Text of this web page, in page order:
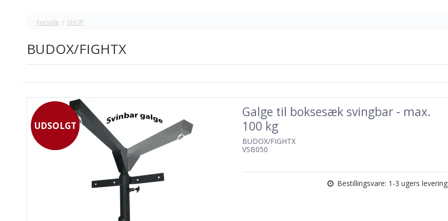
Forside / SHOP
BUDOX/FIGHTX
UDSOLGT
Galge til boksesæk svingbar - max.
100 kg
BUDOX/FIGHTX
VSB050
Bestillingsvare: 1-3 ugers levering